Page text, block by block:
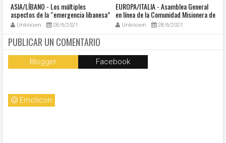
ASIA/LÍBANO - Los múltiples
aspectos de la “emergencia libanesa”
al centro de la cumbre eclesial
convocada por el Papa Francisco
Unknown 28/6/2021
EUROPA/ITALIA - Asamblea General
en línea de la Comunidad Misionera de
Villaregia
Unknown 28/6/2021
PUBLICAR UN COMENTARIO
Blogger Facebook
Emoticon